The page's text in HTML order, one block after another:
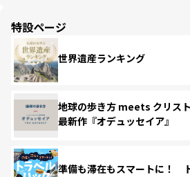
特設ページ
世界遺産ランキング
地球の歩き方 meets クリス
最新作『オデュッセイア』
準備も滞在もスマートに！